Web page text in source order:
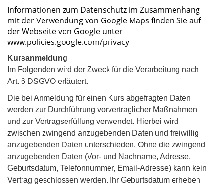
Informationen zum Datenschutz im Zusammenhang
mit der Verwendung von Google Maps finden Sie auf
der Webseite von Google unter
www.policies.google.com/privacy
Kursanmeldung
Im Folgenden wird der Zweck für die Verarbeitung nach
Art. 6 DSGVO erläutert.
Die bei Anmeldung für einen Kurs abgefragten Daten
werden zur Durchführung vorvertraglicher Maßnahmen
und zur Vertragserfüllung verwendet. Hierbei wird
zwischen zwingend anzugebenden Daten und freiwillig
anzugebenden Daten unterschieden. Ohne die zwingend
anzugebenden Daten (Vor- und Nachname, Adresse,
Geburtsdatum, Telefonnummer, Email-Adresse) kann kein
Vertrag geschlossen werden. Ihr Geburtsdatum erheben